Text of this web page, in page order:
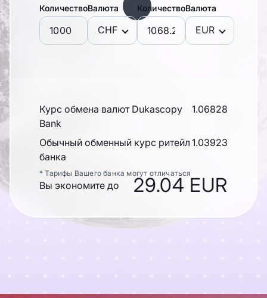
КоличествоВалюта
CHF
КоличествоВалюта
EUR
Курс обмена валют Dukascopy
Bank
1.06828
Обычный обменный курс ритейл
банка
1.03923
* Тарифы Вашего банка могут отличаться
Вы экономите до 29.04 EUR